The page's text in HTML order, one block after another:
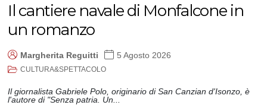
Il cantiere navale di Monfalcone in
un romanzo
Margherita Reguitti 5 Agosto 2026
CULTURA&SPETTACOLO
Il giornalista Gabriele Polo, originario di San Canzian d'Isonzo, è
l'autore di "Senza patria. Un...